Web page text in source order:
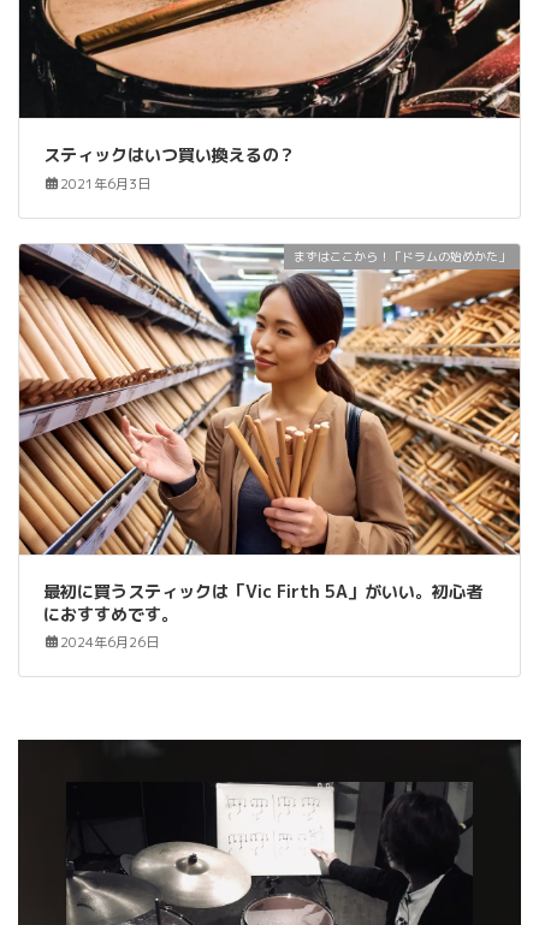
スティックはいつ買い換えるの？
2021年6月3日
まずはここから！「ドラムの始めかた」
最初に買うスティックは「Vic Firth 5A」がいい。初心者
におすすめです。
2024年6月26日